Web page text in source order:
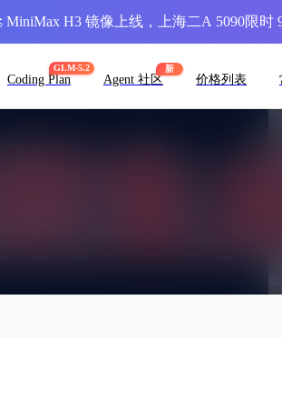
GLM-5.2
Coding Plan
新
Agent 社区 价格列表
MiniMax H3 镜像上线，上海二A 5090限时